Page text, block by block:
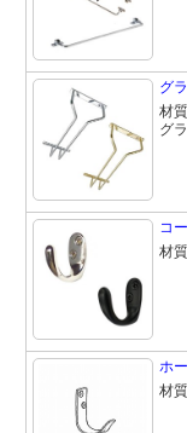
グ
材
グ
コ
材
ホ
材